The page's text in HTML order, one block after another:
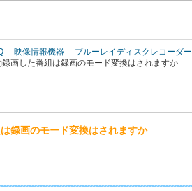
映像情報機器 ブルーレイディスクレコーダー
画した番組は録画のモード変換はされますか
録画のモード変換はされますか